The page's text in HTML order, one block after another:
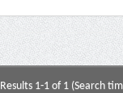
Results 1-1 of 1 (Search